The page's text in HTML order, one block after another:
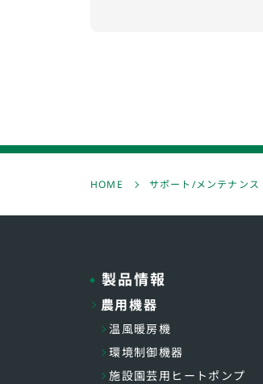
HOME サポート/メンテナンス
製品情報
農用機器
温風暖房機
環境制御機器
施設園芸用ヒートポンプ